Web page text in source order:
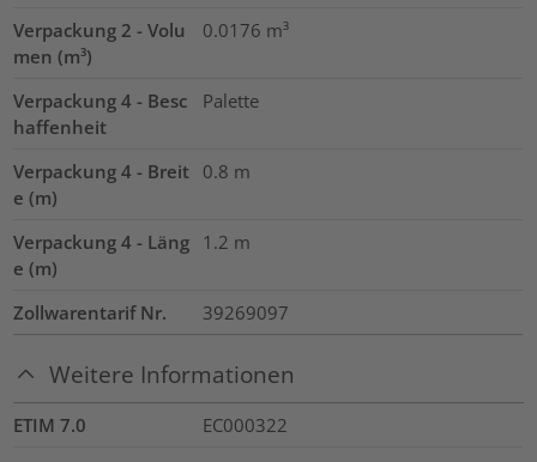
Verpackung 2 - Volu
men (m³)
0.0176 m³
Verpackung 4 - Besc
haffenheit
Palette
Verpackung 4 - Breit
e (m)
0.8 m
Verpackung 4 - Läng
e (m)
1.2 m
Zollwarentarif Nr. 39269097
Weitere Informationen
ETIM 7.0
EC000322